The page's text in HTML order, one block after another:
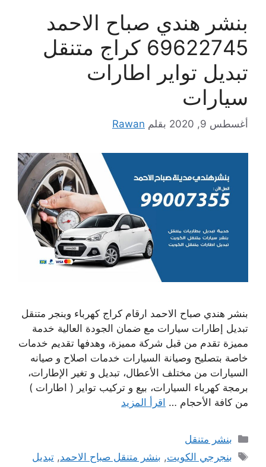
بنشر هندي صباح الاحمد
69622745 كراج متنقل
تبديل تواير اطارات
سيارات
أغسطس 9, 2020 بقلم Rawan
بنشر هندي صباح الاحمد ارقام كراج كهرباء وبنجر متنقل
تبديل إطارات سيارات مع ضمان الجودة العالية خدمة
مميزة تقدم من قبل شركة مميزة، وهدفها تقديم خدمات
خاصة بتصليح وصيانة السيارات خدمات اصلاح و صيانه
السيارات من مختلف الأعطال، تبديل و تغير الإطارات،
برمجة كهرباء السيارات، بيع و تركيب تواير ( اطارات )
من كافة الأحجام … اقرأ المزيد
التصنيفات
بنشر متنقل
الوسوم
بنجرجي الكويت, بنشر متنقل صباح الاحمد,تبديل